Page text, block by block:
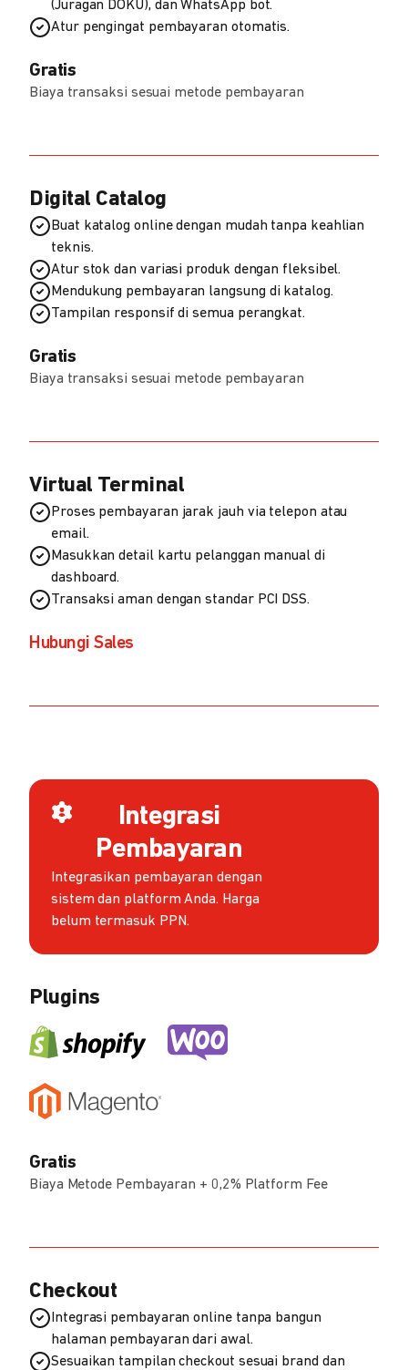
(Juragan DOKU), dan WhatsApp bot.
Atur pengingat pembayaran otomatis.
Gratis
Biaya transaksi sesuai metode pembayaran
Digital Catalog
Buat katalog online dengan mudah tanpa keahlian
teknis.
Atur stok dan variasi produk dengan fleksibel.
Mendukung pembayaran langsung di katalog.
Tampilan responsif di semua perangkat.
Gratis
Biaya transaksi sesuai metode pembayaran
Virtual Terminal
Proses pembayaran jarak jauh via telepon atau
email.
Masukkan detail kartu pelanggan manual di
dashboard.
Transaksi aman dengan standar PCI DSS.
Hubungi Sales
Integrasi
Pembayaran
Integrasikan pembayaran dengan
sistem dan platform Anda. Harga
belum termasuk PPN.
Plugins
Gratis
Biaya Metode Pembayaran + 0,2% Platform Fee
Checkout
Integrasi pembayaran online tanpa bangun
halaman pembayaran dari awal.
Sesuaikan tampilan checkout sesuai brand dan